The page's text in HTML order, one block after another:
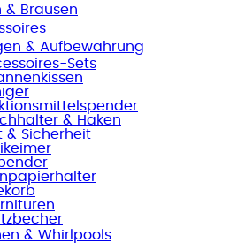
& Brausen
& Aufbewahrung
Sets
& Haken
& Sicherheit
& Whirlpools